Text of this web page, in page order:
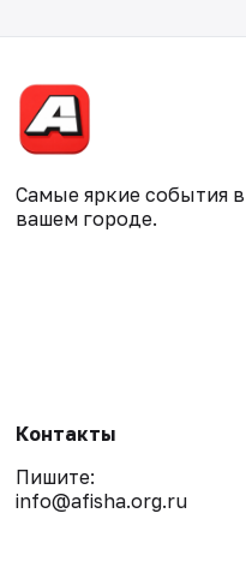
Самые яркие события в
вашем городе.
Контакты
Пишите:
info@afisha.org.ru